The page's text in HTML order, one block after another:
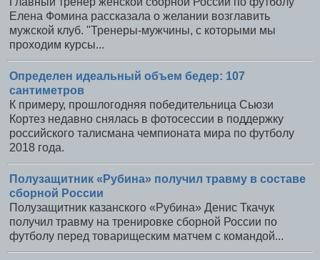
Елена Фомина рассказала о желании возглавить
мужской клуб. "Тренеры-мужчины, с которыми мы
проходим курсы...
Определен идеальный объем бедер: 107
сантиметров
К примеру, прошлогодняя победительница Сьюзи
Кортез недавно снялась в фотосессии в поддержку
российского талисмана чемпионата мира по футболу
2018 года.
Полузащитник «Рубина» получил травму в составе
сборной России
Полузащитник казанского «Рубина» Денис Ткачук
получил травму на тренировке сборной России по
футболу перед товарищеским матчем с командой...